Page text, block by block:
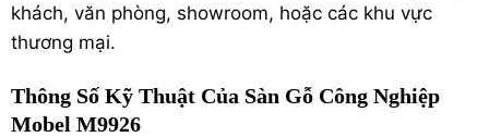
khách, văn phòng, showroom, hoặc các khu vực
thương mại.
Thông Số Kỹ Thuật Của Sàn Gỗ Công Nghiệp
Mobel M9926